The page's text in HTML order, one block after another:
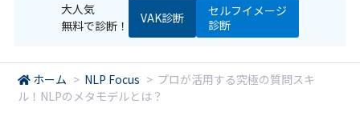
大人気
無料で診断！
VAK診断
セルフイメージ
診断
ホーム > NLP Focus > プロが活用する究極の質問スキ
ル！NLPのメタモデルとは？